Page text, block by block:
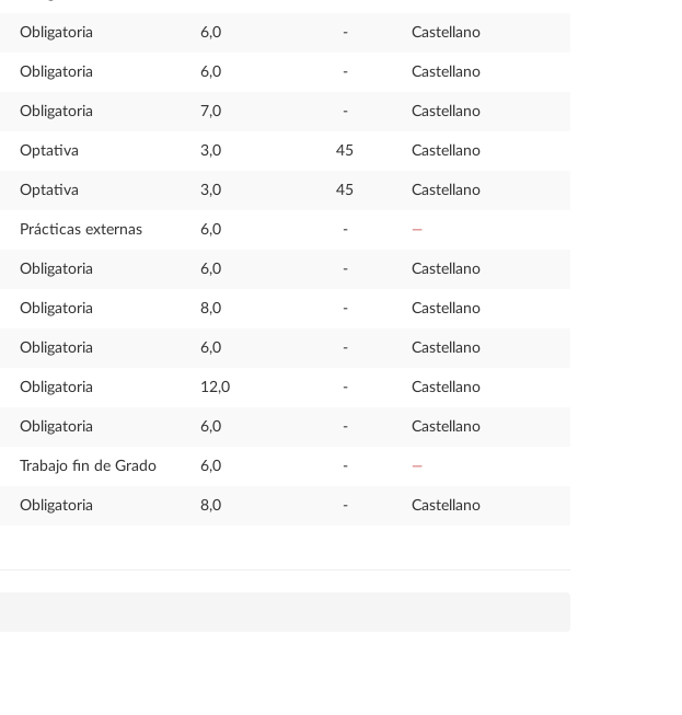
Obligatoria 6,0 - Castellano
Obligatoria 6,0 - Castellano
Obligatoria 7,0 - Castellano
Optativa 3,0 45 Castellano
Optativa 3,0 45 Castellano
Prácticas externas 6,0 - —
Obligatoria 6,0 - Castellano
Obligatoria 8,0 - Castellano
Obligatoria 6,0 - Castellano
Obligatoria 12,0 - Castellano
Obligatoria 6,0 - Castellano
Trabajo fin de Grado 6,0 - —
Obligatoria 8,0 - Castellano